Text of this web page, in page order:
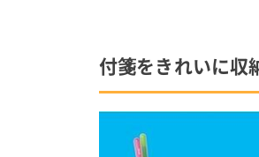
付箋をきれいに収